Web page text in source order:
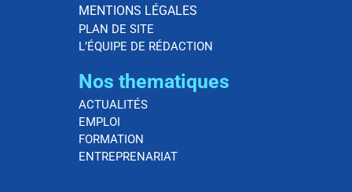
MENTIONS LÉGALES
PLAN DE SITE
L’ÉQUIPE DE RÉDACTION
Nos thematiques
ACTUALITÉS
EMPLOI
FORMATION
ENTREPRENARIAT